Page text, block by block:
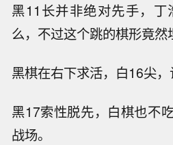
黑11长并非绝对先手，
么，不过这个跳的棋形竟然
黑棋在右下求活，白16尖，
黑17索性脱先，白棋也不
战场。